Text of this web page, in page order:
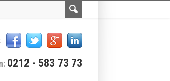
0212 - 583 73 73